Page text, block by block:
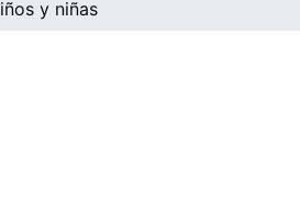
y niñas